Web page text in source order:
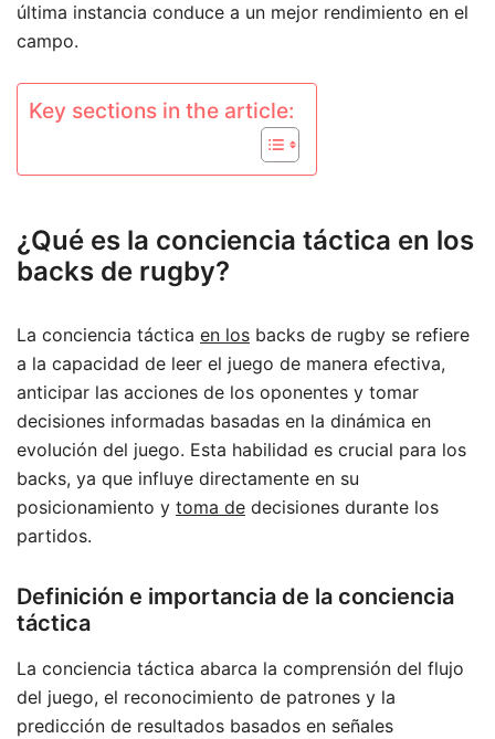
última instancia conduce a un mejor rendimiento en el
campo.
Key sections in the article:
¿Qué es la conciencia táctica en los
backs de rugby?
La conciencia táctica en los backs de rugby se refiere
a la capacidad de leer el juego de manera efectiva,
anticipar las acciones de los oponentes y tomar
decisiones informadas basadas en la dinámica en
evolución del juego. Esta habilidad es crucial para los
backs, ya que influye directamente en su
posicionamiento y toma de decisiones durante los
partidos.
Definición e importancia de la conciencia
táctica
La conciencia táctica abarca la comprensión del flujo
del juego, el reconocimiento de patrones y la
predicción de resultados basados en señales